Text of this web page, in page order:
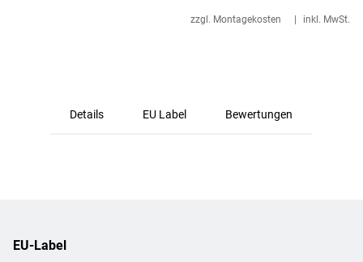
zzgl. Montagekosten inkl. MwSt.
Details EU Label Bewertungen
EU-Label